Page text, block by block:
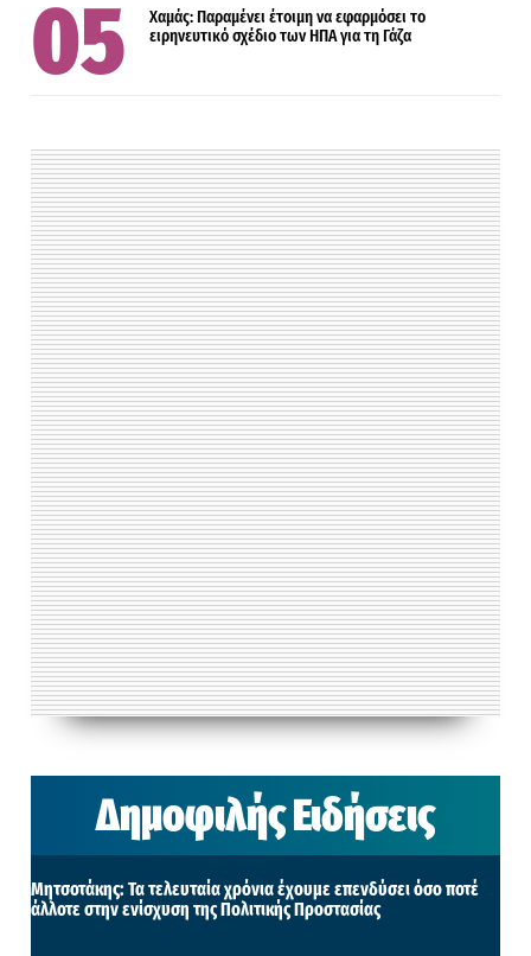
Χαμάς: Παραμένει έτοιμη να εφαρμόσει το
ειρηνευτικό σχέδιο των ΗΠΑ για τη Γάζα
Δημοφιλής Ειδήσεις
Μητσοτάκης: Τα τελευταία χρόνια έχουμε επενδύσει όσο ποτέ
άλλοτε στην ενίσχυση της Πολιτικής Προστασίας